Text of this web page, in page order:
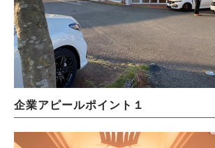
企業アピールポイント１